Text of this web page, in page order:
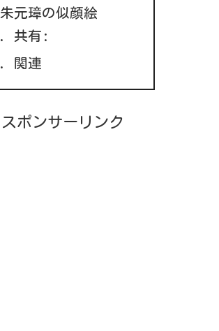
朱元璋の似顔絵
共有:
関連
スポンサーリンク